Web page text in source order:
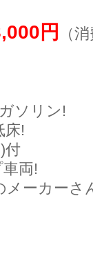
円 （
ソリン!
床!
付
両!
メーカーさ